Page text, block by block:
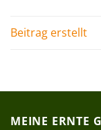
Beitrag erstellt
MEINE ERNTE